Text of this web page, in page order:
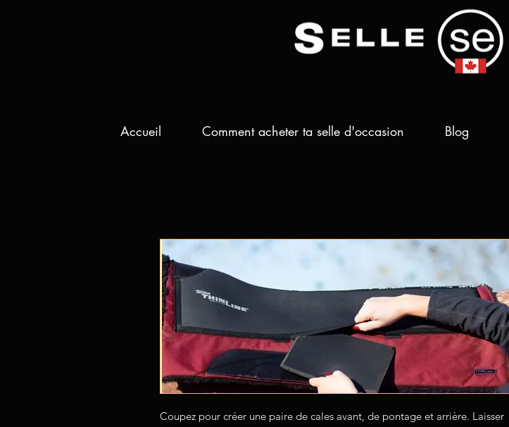
Accueil Comment acheter ta selle d'occasion Blog
Coupez pour créer une paire de cales avant, de pontage et arrière. Laisser